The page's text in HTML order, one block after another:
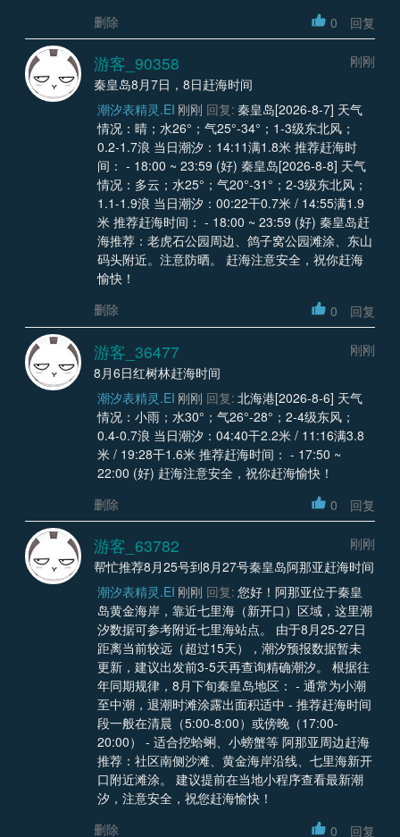
删除
0 回复
游客_90358
刚刚
秦皇岛8月7日，8日赶海时间
潮汐表精灵.EI 刚刚 回复: 秦皇岛[2026-8-7] 天气
情况：晴；水26°；气25°-34°；1-3级东北风；
0.2-1.7浪 当日潮汐：14:11满1.8米 推荐赶海时
间： - 18:00 ~ 23:59 (好) 秦皇岛[2026-8-8] 天气
情况：多云；水25°；气20°-31°；2-3级东北风；
1.1-1.9浪 当日潮汐：00:22干0.7米 / 14:55满1.9
米 推荐赶海时间： - 18:00 ~ 23:59 (好) 秦皇岛赶
海推荐：老虎石公园周边、鸽子窝公园滩涂、东山
码头附近。注意防晒。 赶海注意安全，祝你赶海
愉快！
删除
0 回复
游客_36477
刚刚
8月6日红树林赶海时间
潮汐表精灵.EI 刚刚 回复: 北海港[2026-8-6] 天气
情况：小雨；水30°；气26°-28°；2-4级东风；
0.4-0.7浪 当日潮汐：04:40干2.2米 / 11:16满3.8
米 / 19:28干1.6米 推荐赶海时间： - 17:50 ~
22:00 (好) 赶海注意安全，祝你赶海愉快！
删除
0 回复
游客_63782
刚刚
帮忙推荐8月25号到8月27号秦皇岛阿那亚赶海时间
潮汐表精灵.EI 刚刚 回复: 您好！阿那亚位于秦皇
岛黄金海岸，靠近七里海（新开口）区域，这里潮
汐数据可参考附近七里海站点。 由于8月25-27日
距离当前较远（超过15天），潮汐预报数据暂未
更新，建议出发前3-5天再查询精确潮汐。 根据往
年同期规律，8月下旬秦皇岛地区： - 通常为小潮
至中潮，退潮时滩涂露出面积适中 - 推荐赶海时间
段一般在清晨（5:00-8:00）或傍晚（17:00-
20:00） - 适合挖蛤蜊、小螃蟹等 阿那亚周边赶海
推荐：社区南侧沙滩、黄金海岸沿线、七里海新开
口附近滩涂。 建议提前在当地小程序查看最新潮
汐，注意安全，祝您赶海愉快！
删除
0 回复